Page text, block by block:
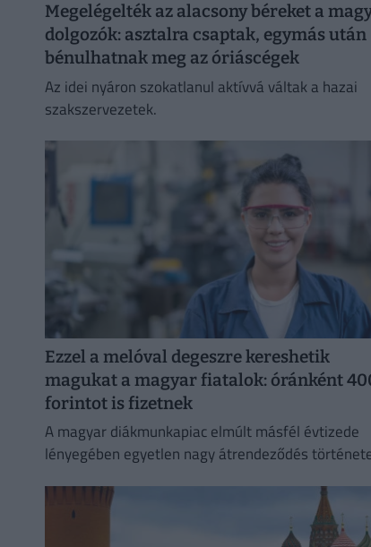
Megelégelték az alacsony béreket a
dolgozók: asztalra csaptak, egymás után
bénulhatnak meg az óriáscégek
Az idei nyáron szokatlanul aktívvá váltak a hazai
szakszervezetek.
Ezzel a melóval degeszre kereshetik
magukat a magyar fiatalok: óránként
forintot is fizetnek
A magyar diákmunkapiac elmúlt másfél évtizede
lényegében egyetlen nagy átrendeződés